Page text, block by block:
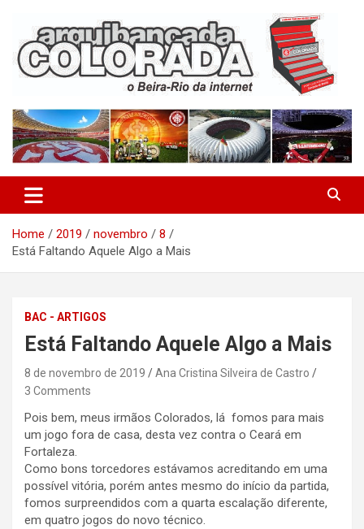
content
Arquibancada Colorada
Home 2019 novembro
8
Está Faltando Aquele Algo a Mais
BAC - ARTIGOS
Está Faltando Aquele Algo a Mais
8 de novembro de 2019
Ana Cristina Silveira de Castro
3 Comments
Pois bem, meus irmãos Colorados, lá fomos para mais
um jogo fora de casa, desta vez contra o Ceará em
Fortaleza.
Como bons torcedores estávamos acreditando em uma
possível vitória, porém antes mesmo do início da partida,
fomos surpreendidos com a quarta escalação diferente,
em quatro jogos do novo técnico.